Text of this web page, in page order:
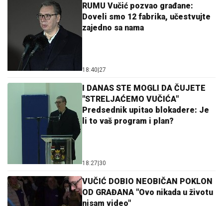
RUMU Vučić pozvao građane:
Doveli smo 12 fabrika, učestvujte
zajedno sa nama
18:40 27
I DANAS STE MOGLI DA ČUJETE
"STRELJAĆEMO VUČIĆA"
Predsednik upitao blokadere: Je
li to vaš program i plan?
18:27 30
VUČIĆ DOBIO NEOBIČAN POKLON
OD GRAĐANA "Ovo nikada u životu
nisam video"